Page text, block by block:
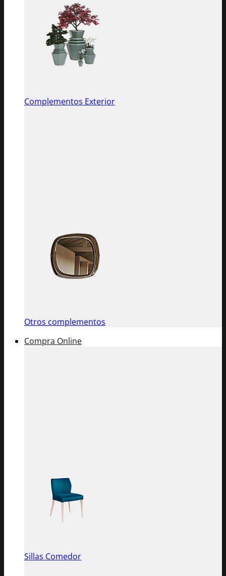
Complementos Exterior
Otros complementos
Compra Online
Sillas Comedor